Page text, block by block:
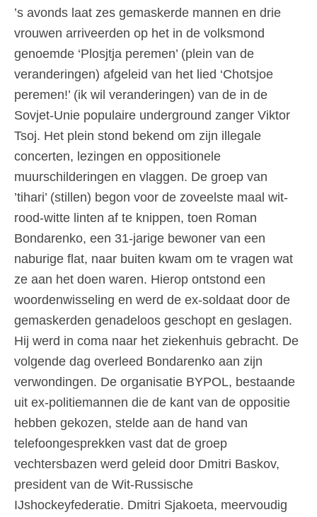
’s avonds laat zes gemaskerde mannen en drie
vrouwen arriveerden op het in de volksmond
genoemde ‘Plosjtja peremen’ (plein van de
veranderingen) afgeleid van het lied ‘Chotsjoe
peremen!’ (ik wil veranderingen) van de in de
Sovjet-Unie populaire underground zanger Viktor
Tsoj. Het plein stond bekend om zijn illegale
concerten, lezingen en oppositionele
muurschilderingen en vlaggen. De groep van
’tihari’ (stillen) begon voor de zoveelste maal wit-
rood-witte linten af te knippen, toen Roman
Bondarenko, een 31-jarige bewoner van een
naburige flat, naar buiten kwam om te vragen wat
ze aan het doen waren. Hierop ontstond een
woordenwisseling en werd de ex-soldaat door de
gemaskerden genadeloos geschopt en geslagen.
Hij werd in coma naar het ziekenhuis gebracht. De
volgende dag overleed Bondarenko aan zijn
verwondingen. De organisatie BYPOL, bestaande
uit ex-politiemannen die de kant van de oppositie
hebben gekozen, stelde aan de hand van
telefoongesprekken vast dat de groep
vechtersbazen werd geleid door Dmitri Baskov,
president van de Wit-Russische
IJshockeyfederatie. Dmitri Sjakoeta, meervoudig